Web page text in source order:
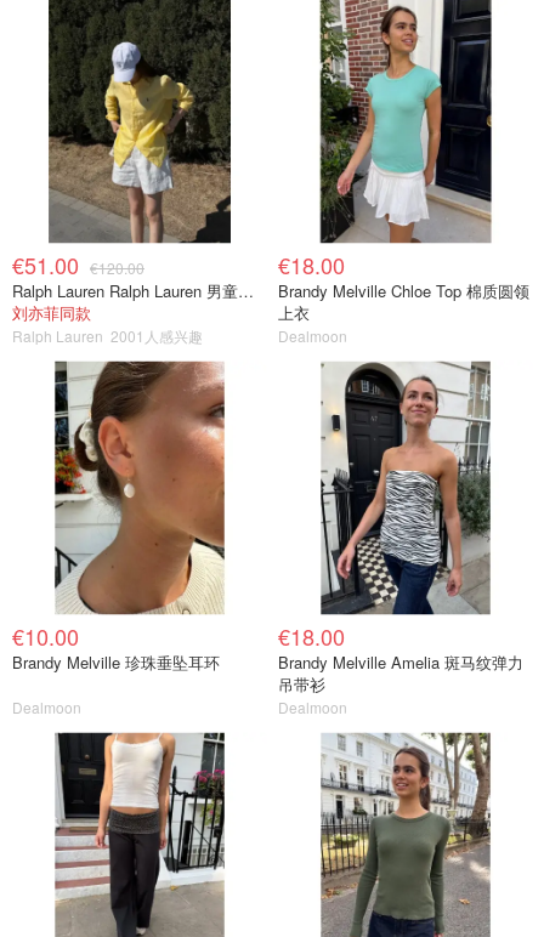
€51.00 €120.00
Ralph Lauren Ralph Lauren 男童亚麻衬衫
刘亦菲同款
Ralph Lauren 2001人感兴趣
€18.00
Brandy Melville Chloe Top 棉质圆领
上衣
Dealmoon
€10.00
Brandy Melville 珍珠垂坠耳环
Dealmoon
€18.00
Brandy Melville Amelia 斑马纹弹力
吊带衫
Dealmoon